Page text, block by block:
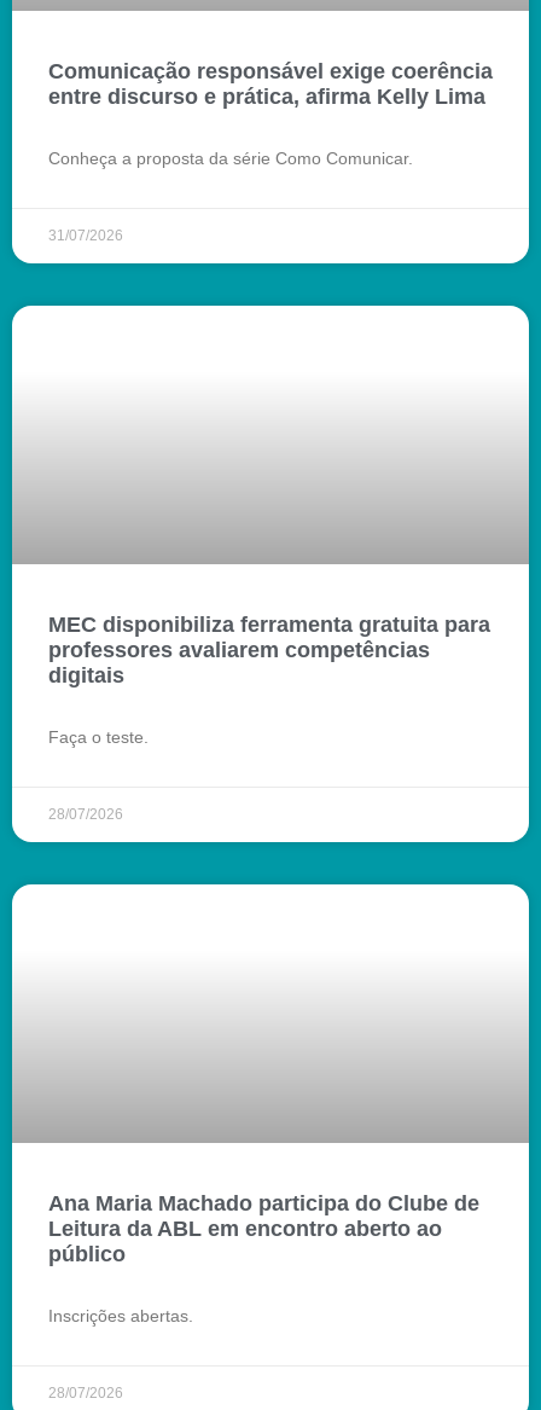
Comunicação responsável exige coerência
entre discurso e prática, afirma Kelly Lima
Conheça a proposta da série Como Comunicar.
31/07/2026
MEC disponibiliza ferramenta gratuita para
professores avaliarem competências
digitais
Faça o teste.
28/07/2026
Ana Maria Machado participa do Clube de
Leitura da ABL em encontro aberto ao
público
Inscrições abertas.
28/07/2026